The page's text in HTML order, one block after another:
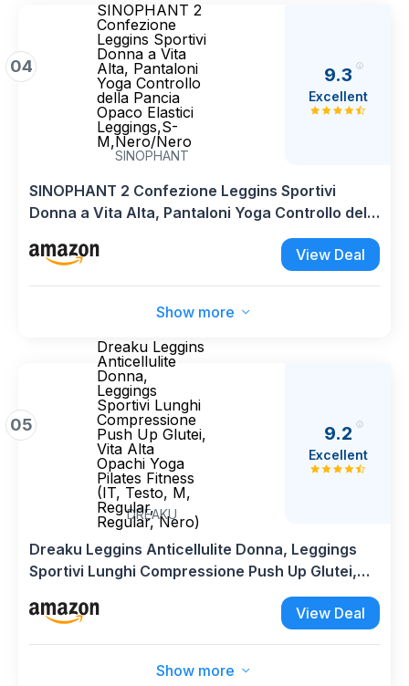
04
SINOPHANT 2
Confezione
Leggins Sportivi
Donna a Vita
Alta, Pantaloni
Yoga Controllo
della Pancia
Opaco Elastici
Leggings,S-
M,Nero/Nero
SINOPHANT
9.3
Excellent
SINOPHANT 2 Confezione Leggins Sportivi
Donna a Vita Alta, Pantaloni Yoga Controllo della
Pancia Opaco Elastici Leggings,S-M,Nero/Nero
View Deal
Show more
05
Dreaku Leggins
Anticellulite
Donna,
Leggings
Sportivi Lunghi
Compressione
Push Up Glutei,
Vita Alta
Opachi Yoga
Pilates Fitness
(IT, Testo, M,
Regular,
Regular, Nero)
DREAKU
9.2
Excellent
Dreaku Leggins Anticellulite Donna, Leggings
Sportivi Lunghi Compressione Push Up Glutei,
Vita Alta Opachi Yoga Pilates Fitness (IT, Testo,
M, Regular, Regular, Nero)
View Deal
Show more